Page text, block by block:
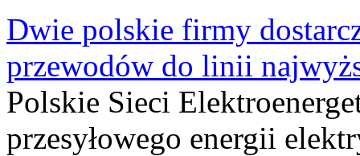
Dwie polskie firmy
przewodów do linii
Polskie Sieci
przesyłowego energii